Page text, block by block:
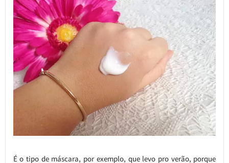
É o tipo de máscara, por exemplo, que levo pro verão, porque